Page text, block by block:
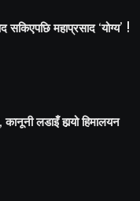
सकिएपछि महाप्रसाद ‘योग्य’ !
लडाइँ हार्‍यो हिमालयन